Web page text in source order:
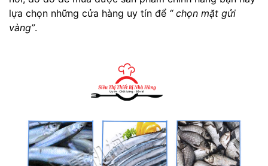
lựa chọn những cửa hàng uy tín để “ chọn mặt gửi
vàng”.